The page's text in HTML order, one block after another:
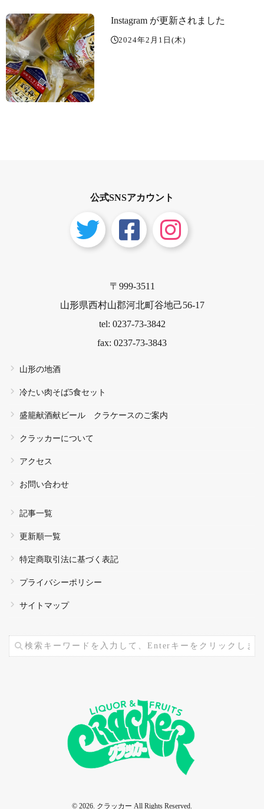
Instagram が更新されました
2024年2月1日(木)
公式SNSアカウント
〒999-3511
山形県西村山郡河北町谷地己56-17
tel: 0237-73-3842
fax: 0237-73-3843
山形の地酒
冷たい肉そば5食セット
盛籠献酒献ビール クラケースのご案内
クラッカーについて
アクセス
お問い合わせ
記事一覧
更新順一覧
特定商取引法に基づく表記
プライバシーポリシー
サイトマップ
© 2026. クラッカー All Rights Reserved.